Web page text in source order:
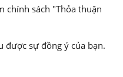
chính sách "Thỏa thuận
được sự đồng ý của bạn.